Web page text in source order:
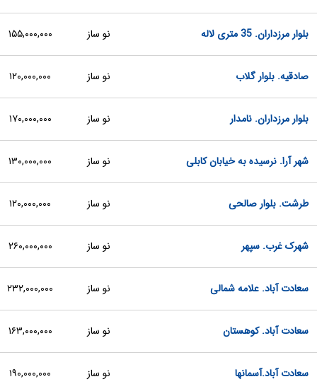
بلوار مرزداران. 35 متری لاله نو ساز ۱۵۵,۰۰۰,۰۰۰
صادقیه. بلوار گلاب نو ساز ۱۲۰,۰۰۰,۰۰۰
بلوار مرزداران. نامدار نو ساز ۱۷۰,۰۰۰,۰۰۰
شهر آرا. نرسیده به خیابان کابلی نو ساز ۱۳۰,۰۰۰,۰۰۰
طرشت. بلوار صالحی نو ساز ۱۲۰,۰۰۰,۰۰۰
شهرک غرب. سپهر نو ساز ۲۶۰,۰۰۰,۰۰۰
سعادت آباد. علامه شمالی نو ساز ۲۳۲,۰۰۰,۰۰۰
سعادت آباد. کوهستان نو ساز ۱۶۳,۰۰۰,۰۰۰
سعادت آباد.آسمانها نو ساز ۱۹۰,۰۰۰,۰۰۰